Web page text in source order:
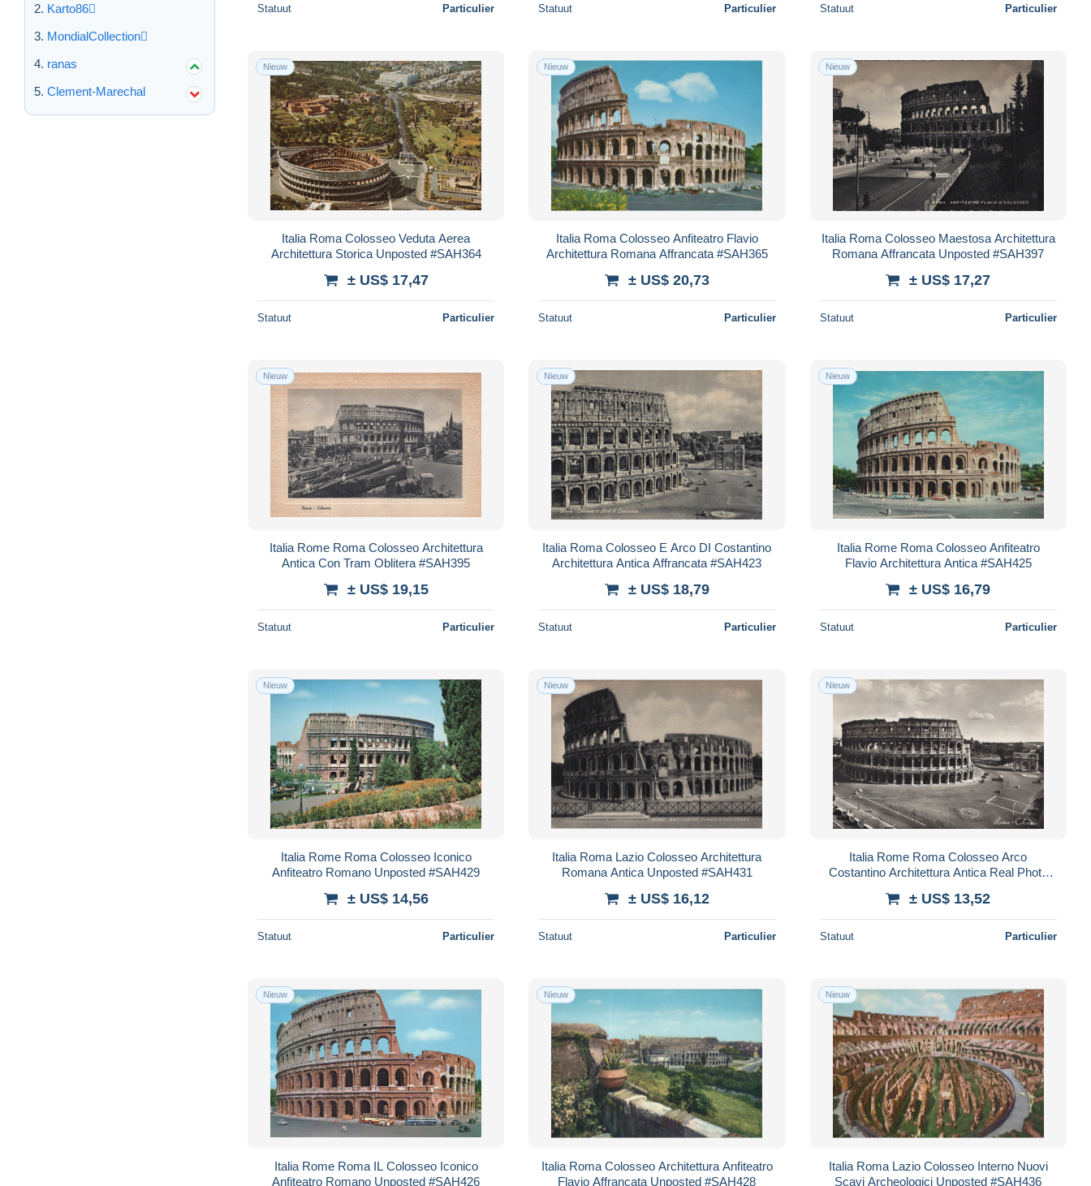
Karto86
MondialCollection
ranas
Clement-Marechal
Statuut Particulier Statuut Particulier Statuut Particulier
Nieuw
Italia Roma Colosseo Veduta Aerea
Architettura Storica Unposted #SAH364
± US$ 17,47
Statuut Particulier
Nieuw
Italia Roma Colosseo Anfiteatro Flavio
Architettura Romana Affrancata #SAH365
± US$ 20,73
Statuut Particulier
Nieuw
Italia Roma Colosseo Maestosa Architettura
Romana Affrancata Unposted #SAH397
± US$ 17,27
Statuut Particulier
Nieuw
Italia Rome Roma Colosseo Architettura
Antica Con Tram Oblitera #SAH395
± US$ 19,15
Statuut Particulier
Nieuw
Italia Roma Colosseo E Arco DI Costantino
Architettura Antica Affrancata #SAH423
± US$ 18,79
Statuut Particulier
Nieuw
Italia Rome Roma Colosseo Anfiteatro
Flavio Architettura Antica #SAH425
± US$ 16,79
Statuut Particulier
Nieuw
Italia Rome Roma Colosseo Iconico
Anfiteatro Romano Unposted #SAH429
± US$ 14,56
Statuut Particulier
Nieuw
Italia Roma Lazio Colosseo Architettura
Romana Antica Unposted #SAH431
± US$ 16,12
Statuut Particulier
Nieuw
Italia Rome Roma Colosseo Arco
Costantino Architettura Antica Real Photo
± US$ 13,52
Statuut Particulier
Nieuw
Italia Rome Roma IL Colosseo Iconico
Anfiteatro Romano Unposted #SAH426
Nieuw
Italia Roma Colosseo Architettura Anfiteatro
Flavio Affrancata Unposted #SAH428
Nieuw
Italia Roma Lazio Colosseo Interno Nuovi
Scavi Archeologici Unposted #SAH436